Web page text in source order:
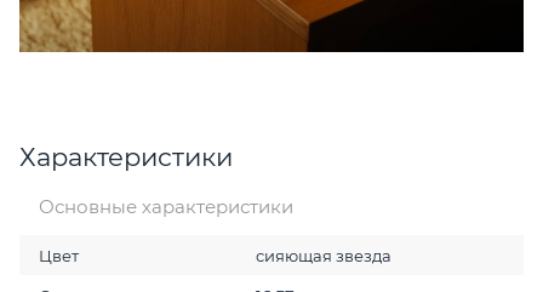
Характеристики
Основные характеристики
Цвет сияющая звезда